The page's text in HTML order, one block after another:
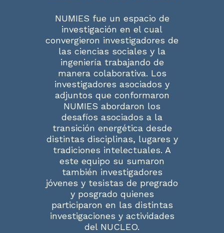
NUMIES fue un espacio de
investigación en el cual
convergieron investigadores de
las ciencias sociales y la
ingeniería trabajando de
manera colaborativa. Los
investigadores asociados y
adjuntos que conformaron
NUMIES abordaron los
desafíos asociados a la
transición energética desde
distintas disciplinas, lugares y
tradiciones intelectuales. A
este equipo su sumaron
también investigadores
jóvenes y tesistas de pregrado
y posgrado quienes
participaron en las distintas
investigaciones y actividades
del NUCLEO.